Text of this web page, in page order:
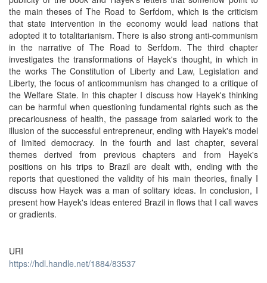
the main theses of The Road to Serfdom, which is the criticism
that state intervention in the economy would lead nations that
adopted it to totalitarianism. There is also strong anti-communism
in the narrative of The Road to Serfdom. The third chapter
investigates the transformations of Hayek's thought, in which in
the works The Constitution of Liberty and Law, Legislation and
Liberty, the focus of anticommunism has changed to a critique of
the Welfare State. In this chapter I discuss how Hayek's thinking
can be harmful when questioning fundamental rights such as the
precariousness of health, the passage from salaried work to the
illusion of the successful entrepreneur, ending with Hayek's model
of limited democracy. In the fourth and last chapter, several
themes derived from previous chapters and from Hayek's
positions on his trips to Brazil are dealt with, ending with the
reports that questioned the validity of his main theories, finally I
discuss how Hayek was a man of solitary ideas. In conclusion, I
present how Hayek's ideas entered Brazil in flows that I call waves
or gradients.
URI
https://hdl.handle.net/1884/83537